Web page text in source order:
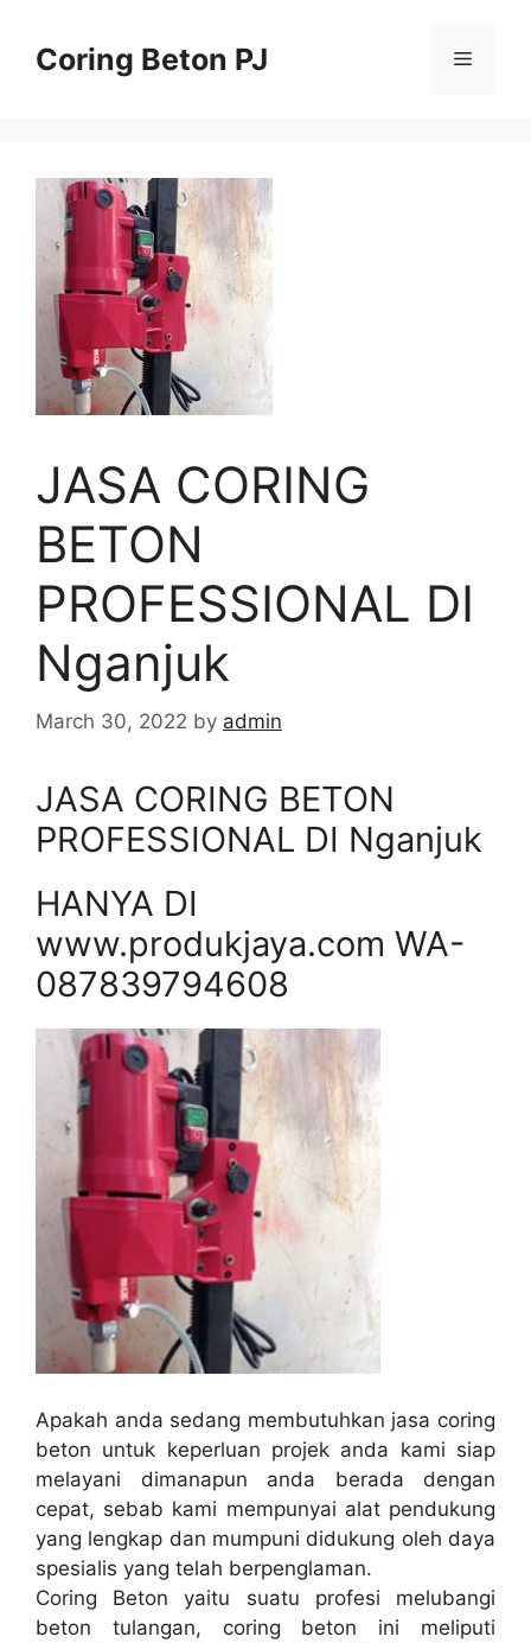
contentCoring Beton PJ Menu
JASA CORING
BETON
PROFESSIONAL DI
Nganjuk
March 30, 2022 by admin
JASA CORING BETON
PROFESSIONAL DI Nganjuk
HANYA DI
www.produkjaya.com WA-
087839794608
Apakah anda sedang membutuhkan jasa coring
beton untuk keperluan projek anda kami siap
melayani dimanapun anda berada dengan
cepat, sebab kami mempunyai alat pendukung
yang lengkap dan mumpuni didukung oleh daya
spesialis yang telah berpenglaman.
Coring Beton yaitu suatu profesi melubangi
beton tulangan, coring beton ini meliputi